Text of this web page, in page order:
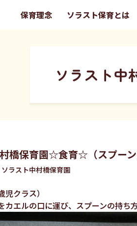
保育理念 ソラスト保育とは
ソラスト中
橋保育園☆食育☆（スプーン
ラスト中村橋保育園
クラス）
カエルの口に運び、スプーンの持ち